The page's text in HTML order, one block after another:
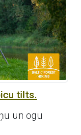
tilts.
un ogu